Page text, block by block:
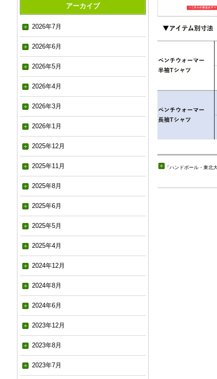
アーカイブ
2026年7月
2026年6月
2026年5月
2026年4月
2026年3月
2026年1月
2025年12月
2025年11月
2025年8月
2025年6月
2025年5月
2025年4月
2024年12月
2024年8月
2024年6月
2023年12月
2023年8月
2023年7月
「 ハンドボール・東北